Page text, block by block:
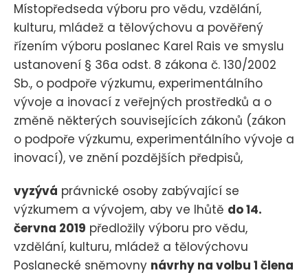
Místopředseda výboru pro vědu, vzdělání,
kulturu, mládež a tělovýchovu a pověřený
řízením výboru poslanec Karel Rais ve smyslu
ustanovení § 36a odst. 8 zákona č. 130/2002
Sb., o podpoře výzkumu, experimentálního
vývoje a inovací z veřejných prostředků a o
změně některých souvisejících zákonů (zákon
o podpoře výzkumu, experimentálního vývoje a
inovací), ve znění pozdějších předpisů,
vyzývá právnické osoby zabývající se
výzkumem a vývojem, aby ve lhůtě do 14.
června 2019 předložily výboru pro vědu,
vzdělání, kulturu, mládež a tělovýchovu
Poslanecké sněmovny návrhy na volbu 1 člena